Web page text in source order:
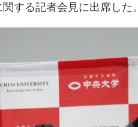
する記者会見に出席した。